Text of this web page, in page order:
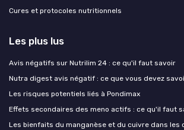
Cures et protocoles nutritionnels
Les plus lus
Avis négatifs sur Nutrilim 24 : ce qu'il faut savoir
Nutra digest avis négatif : ce que vous devez
Les risques potentiels liés à Pondimax
Effets secondaires des meno actifs : ce qu'il faut
Les bienfaits du manganèse et du cuivre dans les